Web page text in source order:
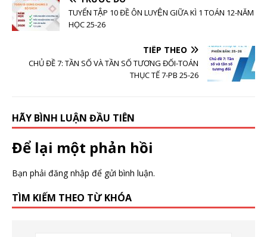
TUYỂN TẬP 10 ĐỀ ÔN LUYỆN GIỮA KÌ 1 TOÁN 12-NĂM
HỌC 25-26
TIẾP THEO
CHỦ ĐỀ 7: TẦN SỐ VÀ TẦN SỐ TƯƠNG ĐỐI-TOÁN
THỤC TẾ 7-PB 25-26
HÃY BÌNH LUẬN ĐẦU TIÊN
Để lại một phản hồi
Bạn phải đăng nhập để gửi bình luận.
TÌM KIẾM THEO TỪ KHÓA